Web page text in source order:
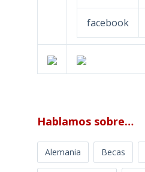
facebook
Hablamos sobre…
Alemania Becas